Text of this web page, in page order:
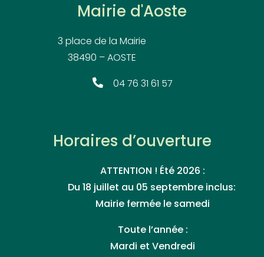
Mairie d'Aoste
3 place de la Mairie
38490 – AOSTE
04 76 31 61 57
Horaires d’ouverture
ATTENTION ! Été 2026 :
Du 18 juillet au 05 septembre inclus:
Mairie fermée le samedi
Toute l’année :
Mardi et Vendredi